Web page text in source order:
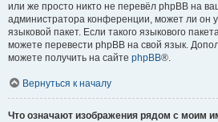
или же просто никто не перевёл phpBB на
администратора конференции, может ли он
языковой пакет. Если такого языкового
можете перевести phpBB на свой язык.
можете получить на сайте phpBB®.
Вернуться к началу
Что означают изображения рядом с моим